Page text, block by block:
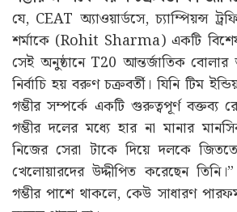
যে, CEAT অ্যাওয়ার্ডসে, চ্যাম্পিয়ন্স
শর্মাকে (Rohit Sharma) একটি
সেই অনুষ্ঠানে T20 আন্তর্জাতিক
নির্বাচি হয় বরুণ চক্রবর্তী। যিনি টিম
গম্ভীর সম্পর্কে একটি গুরুত্বপূর্ণ বক্তব্য
গম্ভীর দলের মধ্যে হার না মানার
নিজের সেরা টাকে দিয়ে দলকে
খেলোয়ারদের উদ্দীপিত করেছেন
গম্ভীর পাশে থাকলে, কেউ সাধারণ